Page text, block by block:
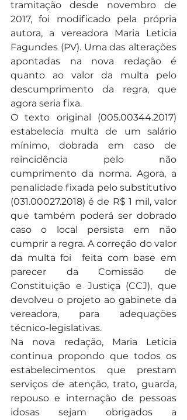
tramitação desde novembro de
2017, foi modificado pela própria
autora, a vereadora Maria Leticia
Fagundes (PV). Uma das alterações
apontadas na nova redação é
quanto ao valor da multa pelo
descumprimento da regra, que
agora seria fixa.
O texto original (005.00344.2017)
estabelecia multa de um salário
mínimo, dobrada em caso de
reincidência pelo não
cumprimento da norma. Agora, a
penalidade fixada pelo substitutivo
(031.00027.2018) é de R$ 1 mil, valor
que também poderá ser dobrado
caso o local persista em não
cumprir a regra. A correção do valor
da multa foi  feita com base em
parecer da Comissão de
Constituição e Justiça (CCJ), que
devolveu o projeto ao gabinete da
vereadora, para adequações
técnico-legislativas.
Na nova redação, Maria Leticia
continua propondo que todos os
estabelecimentos que prestam
serviços de atenção, trato, guarda,
repouso e internação de pessoas
idosas sejam obrigados a